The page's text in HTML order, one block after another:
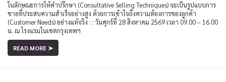
ในลักษณะการให้คำปรึกษา (Consultative Selling Techniques) จะเป็นรูปแบบการ
ขายที่ประสบความสำเร็จอย่างสูง ด้วยการเข้าใจถึงความต้องการของลูกค้า
(Customer Needs) อย่างแท้จริง : : วันศุกร์ที่ 28 สิงหาคม 2569 เวลา 09.00 – 16.00
น. ณ โรงแรมในเขตกรุงเทพฯ
READ MORE ➤